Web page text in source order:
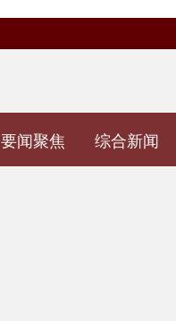
要闻聚焦 综合新闻